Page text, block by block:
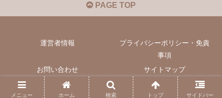
PAGE TOP
運営者情報
プライバシーポリシー・免責
事項
お問い合わせ
サイトマップ
© 2022 いぬきちのコンビニ飯.
メニュー ホーム 検索 トップ サイドバー